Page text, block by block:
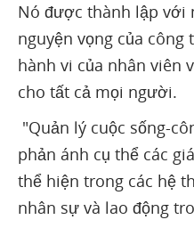
Nó được thành lập với
nguyện vọng của
hành vi của nhân viên
cho tất cả mọi người.
"Quản lý cuộc sống-
phản ánh cụ thể các
thể hiện trong các hệ
nhân sự và lao động